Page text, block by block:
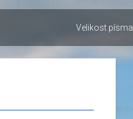
Velikost písma